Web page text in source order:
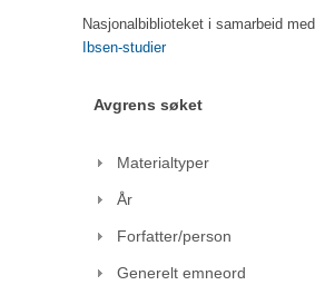
Nasjonalbiblioteket i samarbeid med
Ibsen-studier
Avgrens søket
Materialtyper
År
Forfatter/person
Generelt emneord